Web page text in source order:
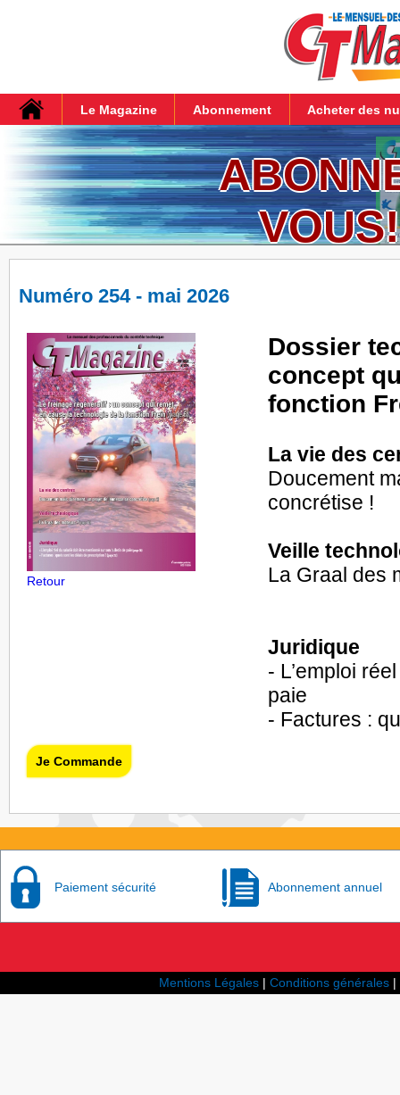
Le Magazine Abonnement Acheter des
VOUS!
Numéro 254 - mai 2026
Retour
Dossier
concept
fonction
La vie des
Doucement
concrétise !
Veille
La Graal des
Juridique
- L’emploi
paie
- Factures :
Je Commande
Paiement sécurité Abonnement annuel
Mentions Légales| Conditions générales|